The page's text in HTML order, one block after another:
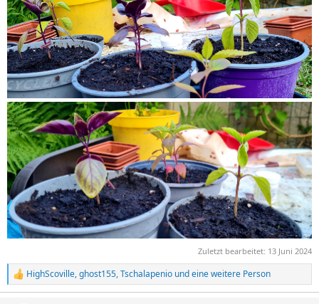
Zuletzt bearbeitet: 13 Juni 2024
R
e
HighScoville,ghost155,Tschalapenio und eine weitere Person